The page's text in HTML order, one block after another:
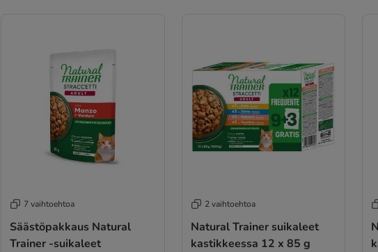
7 vaihtoehtoa
Säästöpakkaus Natural
Trainer -suikaleet
2 vaihtoehtoa
Natural Trainer suikaleet
kastikkeessa 12 x 85 g